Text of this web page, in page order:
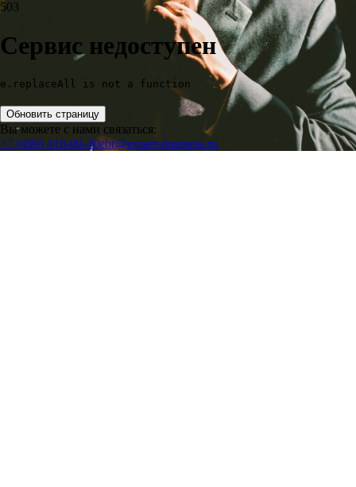
503
Сервис недоступен
e.replaceAll is not a function
Обновить страницу
Вы можете с нами связаться:
+7 (499) 418-00-40ebr@expert-business.ru